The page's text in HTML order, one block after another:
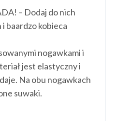
– Dodaj do nich
baardzo kobieca
nogawkami i
jest elastyczny i
Na obu nogawkach
suwaki.